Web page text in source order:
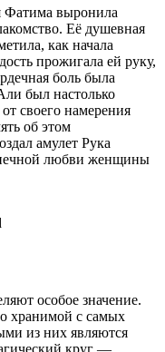
Фатима выронила
Её душевная
как начала
прожигала ей руку,
боль была
был настолько
своего намерения
об этом
амулет Рука
любви женщины
особое значение.
хранимой с самых
из них являются